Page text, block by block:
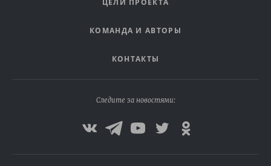
ЦЕЛИ ПРОЕКТА
КОМАНДА И АВТОРЫ
КОНТАКТЫ
Следите за новостями: